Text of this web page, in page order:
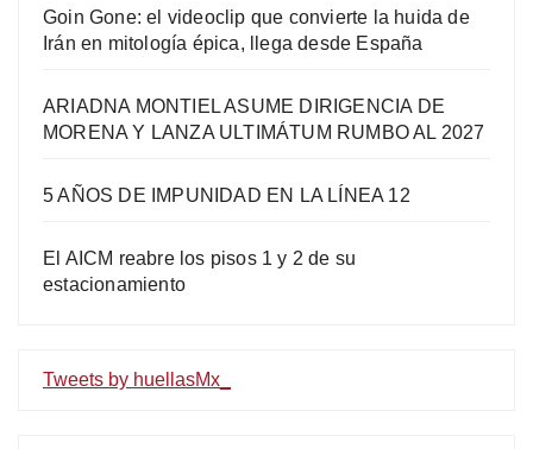
Goin Gone: el videoclip que convierte la huida de
Irán en mitología épica, llega desde España
ARIADNA MONTIEL ASUME DIRIGENCIA DE
MORENA Y LANZA ULTIMÁTUM RUMBO AL 2027
5 AÑOS DE IMPUNIDAD EN LA LÍNEA 12
El AICM reabre los pisos 1 y 2 de su
estacionamiento
Tweets by huellasMx_